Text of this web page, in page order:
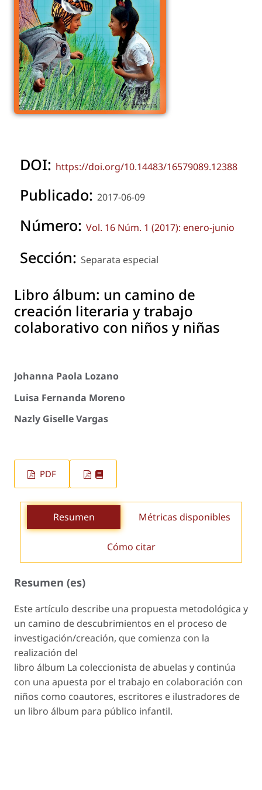
DOI: https://doi.org/10.14483/16579089.12388
Publicado: 2017-06-09
Número: Vol. 16 Núm. 1 (2017): enero-junio
Sección: Separata especial
Libro álbum: un camino de
creación literaria y trabajo
colaborativo con niños y niñas
Johanna Paola Lozano
Luisa Fernanda Moreno
Nazly Giselle Vargas
PDF
Resumen Métricas disponibles
Cómo citar
Resumen (es)
Este artículo describe una propuesta metodológica y
un camino de descubrimientos en el proceso de
investigación/creación, que comienza con la
realización del
libro álbum La coleccionista de abuelas y continúa
con una apuesta por el trabajo en colaboración con
niños como coautores, escritores e ilustradores de
un libro álbum para público infantil.